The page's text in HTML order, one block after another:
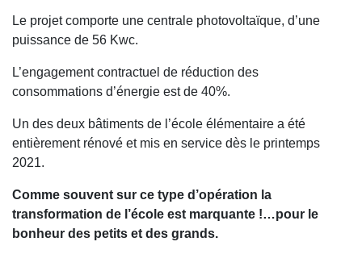
Le projet comporte une centrale photovoltaïque, d’une
puissance de 56 Kwc.
L’engagement contractuel de réduction des
consommations d’énergie est de 40%.
Un des deux bâtiments de l’école élémentaire a été
entièrement rénové et mis en service dès le printemps
2021.
Comme souvent sur ce type d’opération la
transformation de l’école est marquante !…pour le
bonheur des petits et des grands.